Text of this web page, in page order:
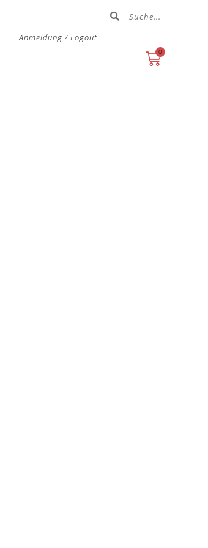
Anmeldung / Logout
0